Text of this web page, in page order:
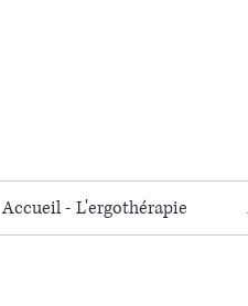
Accueil - L'ergothérapie